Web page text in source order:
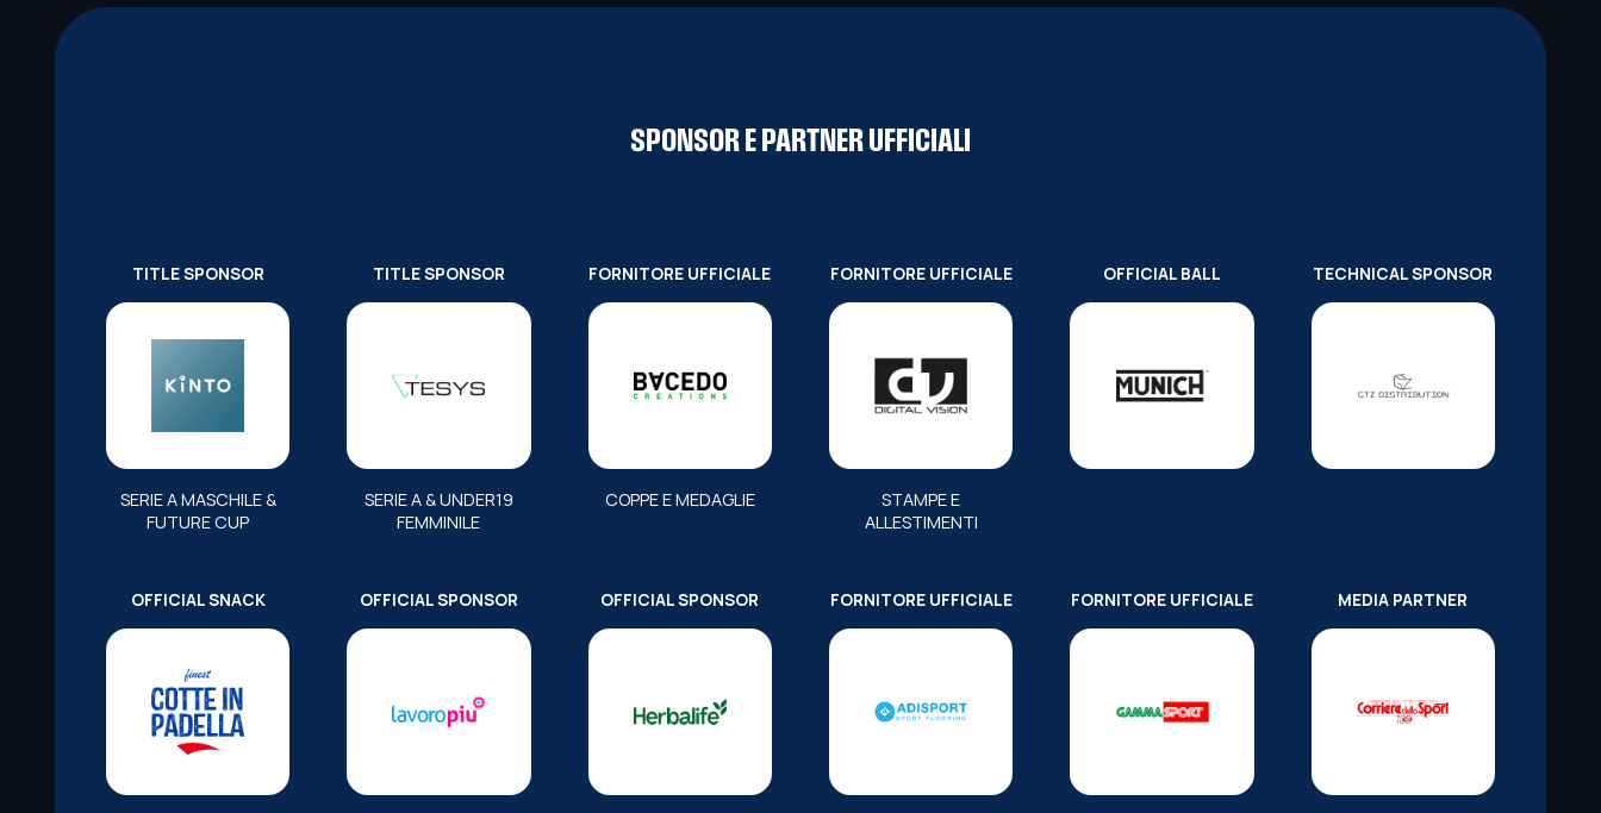
SPONSOR E PARTNER UFFICIALI
TITLE SPONSOR
SERIE A MASCHILE &
FUTURE CUP
TITLE SPONSOR
SERIE A & UNDER19
FEMMINILE
FORNITORE UFFICIALE
COPPE E MEDAGLIE
FORNITORE UFFICIALE
STAMPE E
ALLESTIMENTI
OFFICIAL BALL TECHNICAL SPONSOR
OFFICIAL SNACK OFFICIAL SPONSOR OFFICIAL SPONSOR FORNITORE UFFICIALE FORNITORE UFFICIALE MEDIA PARTNER